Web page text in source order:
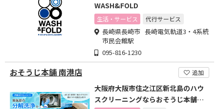
WASH&FOLD
生活・サービス 代行サービス
長崎県長崎市 長崎電気軌道3・4系統
市民会館駅
095-816-1230
おそうじ本舗 南港店 追加
大阪府大阪市住之江区新北島のハウ
スクリーニングならおそうじ本舗南